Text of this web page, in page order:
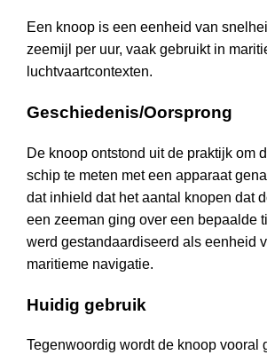
Een knoop is een eenheid van
zeemijl per uur, vaak gebruikt in
luchtvaartcontexten.
Geschiedenis/Oorsprong
De knoop ontstond uit de praktijk om
schip te meten met een apparaat
dat inhield dat het aantal knopen dat
een zeeman ging over een bepaalde
werd gestandaardiseerd als eenheid
maritieme navigatie.
Huidig gebruik
Tegenwoordig wordt de knoop vooral